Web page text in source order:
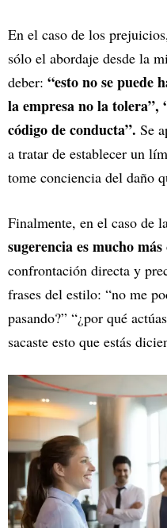
En el caso de los
sólo el abordaje desde la
deber: “esto no se puede
la empresa no la tolera”,
código de conducta”. Se
a tratar de establecer un
tome conciencia del daño
Finalmente, en el caso de
sugerencia es mucho
confrontación directa y
frases del estilo: “no me
pasando?” “¿por qué
sacaste esto que estás